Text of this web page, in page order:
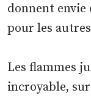
donnent envie
pour les
Les flammes
incroyable,